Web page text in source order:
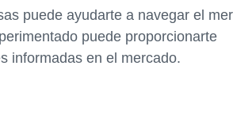
puede ayudarte a navegar el
puede proporcionarte
informadas en el mercado.